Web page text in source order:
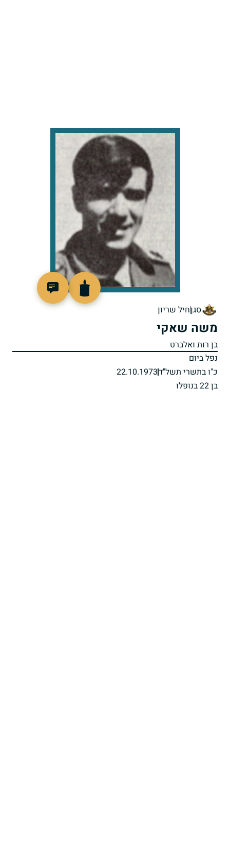
סגןחיל שריון
משה שאקי
בן רות ואלברט
נפל ביום
כ"ו בתשרי תשל"ד22.10.1973
בן 22 בנופלו